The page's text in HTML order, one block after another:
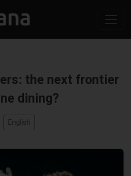
the next frontier
dining?
English